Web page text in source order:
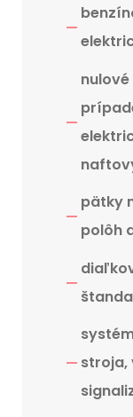
pätky
polôh
stroja,